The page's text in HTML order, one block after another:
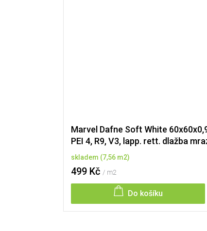
Marvel Dafne Soft White
PEI 4, R9, V3, lapp. rett. dlažba
skladem (7,56 m2)
499 Kč / m2
Do košíku